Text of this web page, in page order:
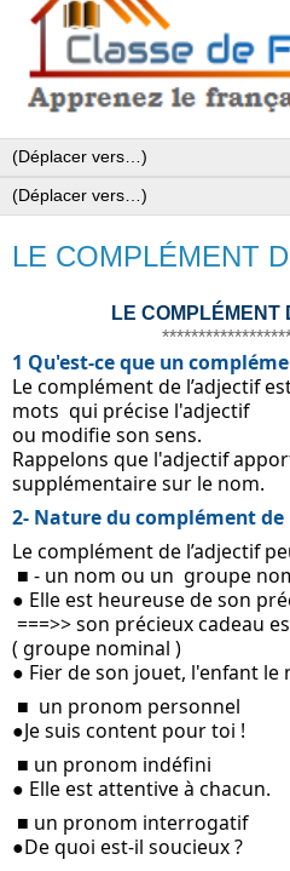
LE COMPLÉMENT
LE
1 Qu'est-ce que un
Le complément de l’adjectif
mots  qui précise l'adjectif
ou modifie son sens.
Rappelons que l'adjectif
supplémentaire sur le nom.
2- Nature du complément de
Le complément de l’adjectif
■ - un nom ou un  groupe
● Elle est heureuse de son
( groupe nominal )
● Fier de son jouet, l'enfant
■  un pronom personnel
●Je suis content pour toi !
■ un pronom indéfini
● Elle est attentive à chacun.
■ un pronom interrogatif
●De quoi est-il soucieux ?